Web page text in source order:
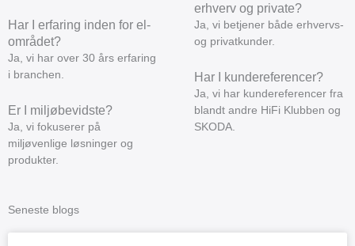
Har I erfaring inden for el-
området?
Ja, vi har over 30 års erfaring
i branchen.
Er I miljøbevidste?
Ja, vi fokuserer på
miljøvenlige løsninger og
produkter.
erhverv og private?
Ja, vi betjener både erhvervs-
og privatkunder.
Har I kundereferencer?
Ja, vi har kundereferencer fra
blandt andre HiFi Klubben og
SKODA.
Seneste blogs